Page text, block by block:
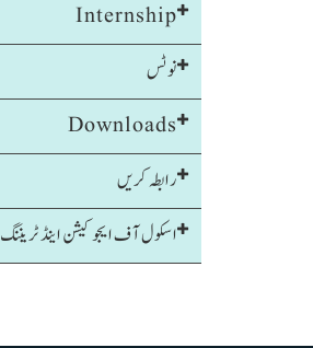
Internship
نوٹس
Downloads
رابطہ کریں
اسکول آف ایجوکیشن اینڈ ٹریننگ